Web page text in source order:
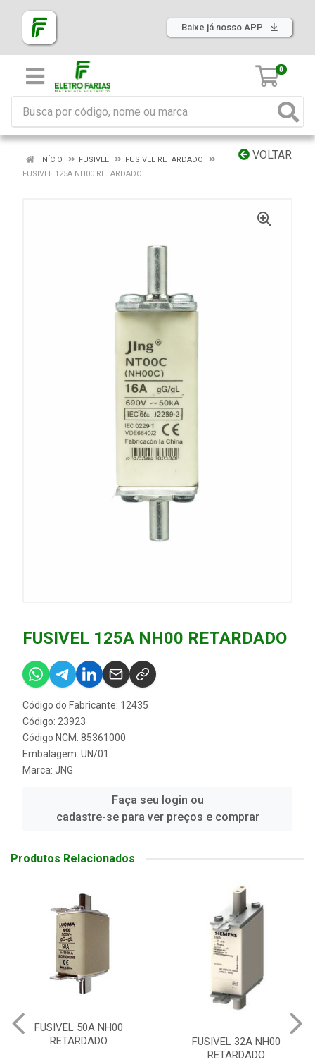
Baixe já nosso APP
0
VOLTAR
INÍCIO FUSIVEL
FUSIVEL RETARDADO
FUSIVEL 125A NH00 RETARDADO
FUSIVEL 125A NH00 RETARDADO
Código do Fabricante: 12435
Código: 23923
Código NCM: 85361000
Embalagem: UN/01
Marca: JNG
Faça seu login ou
cadastre-se para ver preços e comprar
Produtos Relacionados
FUSIVEL 50A NH00
RETARDADO
FUSIVEL 32A NH00
RETARDADO